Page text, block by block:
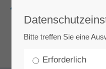
Bitte treffen Sie eine
Erforderlich